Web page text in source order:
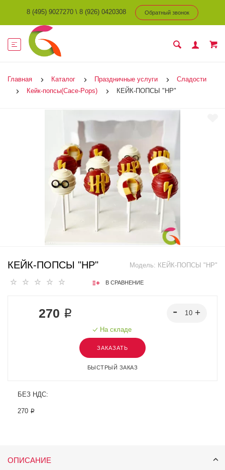
8 (495) 9027270 \ 8 (926) 0420308 Обратный звонок
Главная Каталог Праздничные услуги
Сладости
Кейк-попсы(Cace-Pops)
КЕЙК-ПОПСЫ "HP"
Модель: КЕЙК-ПОПСЫ "HP"
КЕЙК-ПОПСЫ "HP"
В СРАВНЕНИЕ
270 ₽
На складе
ЗАКАЗАТЬ
БЫСТРЫЙ ЗАКАЗ
БЕЗ НДС:
270 ₽
ОПИСАНИЕ